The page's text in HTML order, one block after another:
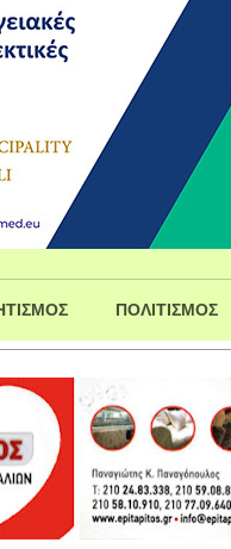
ΠΟΛΙΤΙΣΜΟΣ